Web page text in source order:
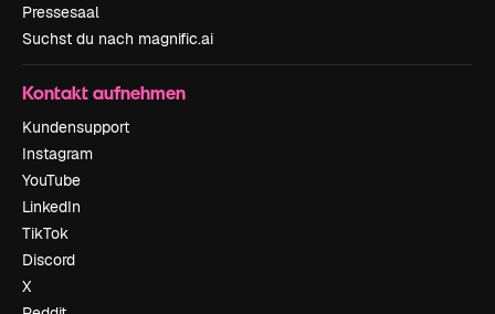
Pressesaal
Suchst du nach magnific.ai
Kontakt aufnehmen
Kundensupport
Instagram
YouTube
LinkedIn
TikTok
Discord
X